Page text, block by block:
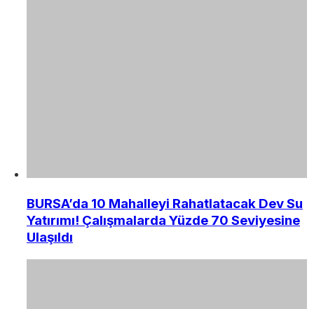
BURSA’da 10 Mahalleyi Rahatlatacak Dev Su
Yatırımı! Çalışmalarda Yüzde 70 Seviyesine
Ulaşıldı